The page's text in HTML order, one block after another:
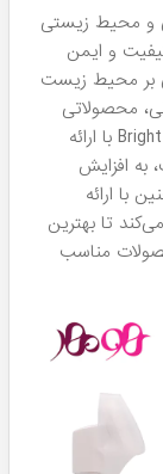
و محیط زیستی
و ایمن
بر محیط زیست
محصولاتی
سازگار با محیط زیست تولید می‌کند. برند Bright Max با ارائه
به افزایش
با ارائه
تا بهترین
مناسب